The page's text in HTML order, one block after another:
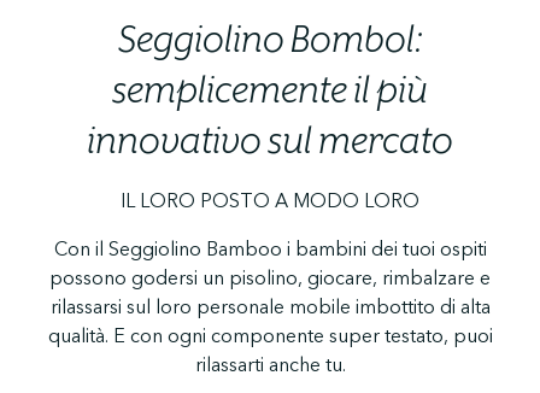
Seggiolino Bombol:
semplicemente il più
innovativo sul mercato
IL LORO POSTO A MODO LORO
Con il Seggiolino Bamboo i bambini dei tuoi ospiti
possono godersi un pisolino, giocare, rimbalzare e
rilassarsi sul loro personale mobile imbottito di alta
qualità. E con ogni componente super testato, puoi
rilassarti anche tu.